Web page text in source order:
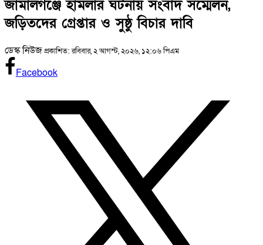
জামালগঞ্জে হামলার ঘটনায় সংবাদ সম্মেলন,
জড়িতদের গ্রেপ্তার ও সুষ্ঠু বিচার দাবি
ডেস্ক নিউজপ্রকাশিত: রবিবার, ২ আগস্ট, ২০২৬, ১২:০৬ পিএম
Facebook